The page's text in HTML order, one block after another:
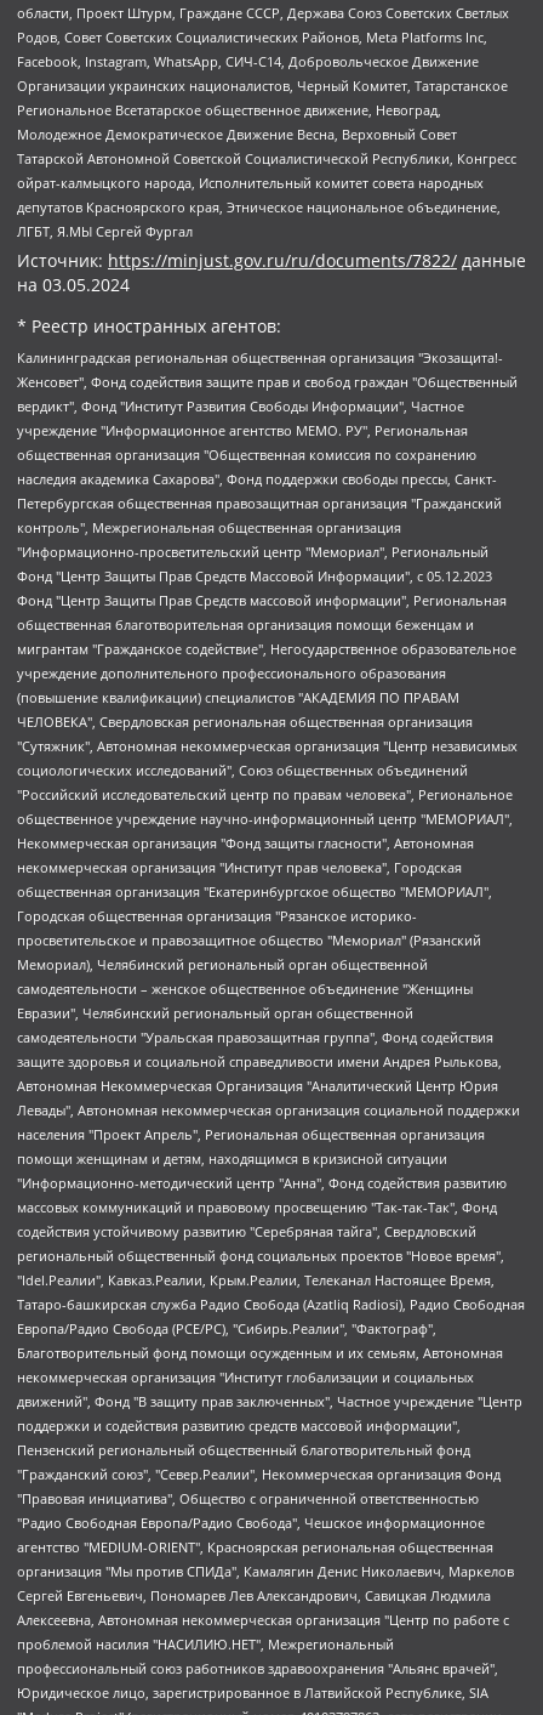
области, Проект Штурм, Граждане СССР, Держава Союз Советских Светлых
Родов, Совет Советских Социалистических Районов, Meta Platforms Inc,
Facebook, Instagram, WhatsApp, СИЧ-С14, Добровольческое Движение
Организации украинских националистов, Черный Комитет, Татарстанское
Региональное Всетатарское общественное движение, Невоград,
Молодежное Демократическое Движение Весна, Верховный Совет
Татарской Автономной Советской Социалистической Республики, Конгресс
ойрат-калмыцкого народа, Исполнительный комитет совета народных
депутатов Красноярского края, Этническое национальное объединение,
ЛГБТ, Я.МЫ Сергей Фургал
Источник: https://minjust.gov.ru/ru/documents/7822/ данные
на 03.05.2024
* Реестр иностранных агентов:
Калининградская региональная общественная организация "Экозащита!-Женсовет", Фонд содействия защите прав и свобод граждан "Общественный вердикт", Фонд "Институт Развития Свободы Информации", Частное учреждение "Информационное агентство МЕМО. РУ", Региональная общественная организация "Общественная комиссия по сохранению наследия академика Сахарова", Фонд поддержки свободы прессы, Санкт-Петербургская общественная правозащитная организация "Гражданский контроль", Межрегиональная общественная организация "Информационно-просветительский центр "Мемориал", Региональный Фонд "Центр Защиты Прав Средств Массовой Информации", с 05.12.2023 Фонд "Центр Защиты Прав Средств массовой информации", Региональная общественная благотворительная организация помощи беженцам и мигрантам "Гражданское содействие", Негосударственное образовательное учреждение дополнительного профессионального образования (повышение квалификации) специалистов "АКАДЕМИЯ ПО ПРАВАМ ЧЕЛОВЕКА", Свердловская региональная общественная организация "Сутяжник", Автономная некоммерческая организация "Центр независимых социологических исследований", Союз общественных объединений "Российский исследовательский центр по правам человека", Региональное общественное учреждение научно-информационный центр "МЕМОРИАЛ", Некоммерческая организация "Фонд защиты гласности", Автономная некоммерческая организация "Институт прав человека", Городская общественная организация "Екатеринбургское общество "МЕМОРИАЛ", Городская общественная организация "Рязанское историко-просветительское и правозащитное общество "Мемориал" (Рязанский Мемориал), Челябинский региональный орган общественной самодеятельности – женское общественное объединение "Женщины Евразии", Челябинский региональный орган общественной самодеятельности "Уральская правозащитная группа", Фонд содействия защите здоровья и социальной справедливости имени Андрея Рылькова, Автономная Некоммерческая Организация "Аналитический Центр Юрия Левады", Автономная некоммерческая организация социальной поддержки населения "Проект Апрель", Региональная общественная организация помощи женщинам и детям, находящимся в кризисной ситуации "Информационно-методический центр "Анна", Фонд содействия развитию массовых коммуникаций и правовому просвещению "Так-так-Так", Фонд содействия устойчивому развитию "Серебряная тайга", Свердловский региональный общественный фонд социальных проектов "Новое время", "Idel.Реалии", Кавказ.Реалии, Крым.Реалии, Телеканал Настоящее Время, Татаро-башкирская служба Радио Свобода (Azatliq Radiosi), Радио Свободная Европа/Радио Свобода (PCE/PC), "Сибирь.Реалии", "Фактограф", Благотворительный фонд помощи осужденным и их семьям, Автономная некоммерческая организация "Институт глобализации и социальных движений", Фонд "В защиту прав заключенных", Частное учреждение "Центр поддержки и содействия развитию средств массовой информации", Пензенский региональный общественный благотворительный фонд "Гражданский союз", "Север.Реалии", Некоммерческая организация Фонд "Правовая инициатива", Общество с ограниченной ответственностью "Радио Свободная Европа/Радио Свобода", Чешское информационное агентство "MEDIUM-ORIENT", Красноярская региональная общественная организация "Мы против СПИДа", Камалягин Денис Николаевич, Маркелов Сергей Евгеньевич, Пономарев Лев Александрович, Савицкая Людмила Алексеевна, Автономная некоммерческая организация "Центр по работе с проблемой насилия "НАСИЛИЮ.НЕТ", Межрегиональный профессиональный союз работников здравоохранения "Альянс врачей", Юридическое лицо, зарегистрированное в Латвийской Республике, SIA "Medusa Project" (регистрационный номер 40103797863, дата регистрации 10.06.2014), Некоммерческая организация "Фонд по борьбе с коррупцией", Автономная некоммерческая организация "Институт права и публичной политики", Баданин Роман Сергеевич, Гликин Максим Александрович, Железнова Мария Михайловна, Лукьянова Юлия Сергеевна, Маетная Елизавета Витальевна, Маняхин Петр Борисович, Чуракова Ольга Владимировна, Ярош Юлия Петровна, Юридическое лицо "The Insider SIA", зарегистрированное в Риге, Латвийская Республика (дата регистрации 26.06.2015), являющееся администратором доменного имени интернет-издания "The Insider SIA", https://theins.ru, Постернак Алексей Евгеньевич, Рубин Михаил Аркадьевич, Анин Роман Александрович, Юридическое лицо Istories fonds, зарегистрированное в Латвийской Республике (регистрационный номер 50008295751, дата регистрации 24.02.2020), Великовский Дмитрий Александрович, Долинина Ирина Николаевна, Мароховская Алеся Алексеевна, Шлейнов Роман Юрьевич, Шмагун Олеся Валентиновна, Общество с ограниченной ответственностью "Альтаир 2021", Общество с ограниченной ответственностью "Вега 2021", Общество с ограниченной ответственностью "Главный редактор 2021", Общество с ограниченной ответственностью "Ромашки монолит", Важенков Артем Валерьевич, Ивановская областная общественная организация "Центр гендерных исследований", Гурман Юрий Альбертович, Медиапроект "ОВД-Инфо", Егоров Владимир Владимирович, Жилинский Владимир Александрович, Общество с ограниченной ответственностью "ЗП", Иванова София Юрьевна, Карезина Инна Павловна, Кильтау Екатерина Викторовна, Петров Алексей Викторович, Пискунов Сергей Евгеньевич, Смирнов Сергей Сергеевич, Тихонов Михаил Сергеевич, Общество с ограниченной ответственностью "ЖУРНАЛИСТ-ИНОСТРАННЫЙ АГЕНТ", Арапова Галина Юрьевна, Вольтская Татьяна Анатольевна, Американская компания "Mason G.E.S. Anonymous Foundation" (США), являющаяся владельцем интернет-издания https://mnews.world/, Компания "Stichting Bellingcat", зарегистрированная в Нидерландах (дата регистрации 11.07.2018), Захаров Андрей Вячеславович, Клепиковская Екатерина Дмитриевна, Общество с ограниченной ответственностью "МЕМО", Перл Роман Александрович, Симонов Евгений Алексеевич, Соловьева Елена Анатольевна, Сотников Даниил Владимирович, Сурначева Елизавета Дмитриевна, Автономная некоммерческая организация по защите прав человека и информированию населения "Якутия – Наше Мнение", Общество с ограниченной ответственностью "Москоу диджитал медиа", с 26.01.2023 Общество с ограниченной ответственностью "Чайка Белые сады", Ветошкина Валерия Валерьевна, Заговора Максим Александрович, Межрегиональное общественное движение "Российская ЛГБТ - сеть", Оленичев Максим Владимирович, Павлов Иван Юрьевич, Скворцова Елена Сергеевна, Общество с ограниченной ответственностью "Как бы инагент", Кочетков Игорь Викторович, Общество с ограниченной ответственностью "Честные выборы", Еланчик Олег Александрович, Общество с ограниченной ответственностью "Нобелевский призыв", Гималова Регина Эмилевна, Григорьев Андрей Валерьевич, Григорьева Алина Александровна, Ассоциация по содействию защите прав призывников, альтернативнослужащих и военнослужащих "Правозащитная группа "Гражданин.Армия.Право", Хисамова Регина Фаритовна, Автономная некоммерческая организация по реализации социально-правовых программ "Лилит", Дальневосточное общественное движение "Маяк", Санкт-Петербургская ЛГБТ-инициативная группа "Выход", Инициативная группа ЛГБТ+ "Реверс", Алексеев Андрей Викторович, Бекбулатова Таисия Львовна, Беляев Иван Михайлович, Владыкина Елена Сергеевна, Гельман Марат Александрович, Никульшина Вероника Юрьевна, Толоконникова Надежда Андреевна, Шендерович Виктор Анатольевич, Общество с ограниченной ответственностью "Данное сообщение", Общество с ограниченной ответственностью Издательский дом "Новая глава", Айнбиндер Александра Александровна, Московский комьюнити-центр для ЛГБТ+инициатив, Благотворительный фонд развития филантропии, Deutsche Welle (Германия, Kurt-Schumacher-Strasse 3, 53113 Bonn), Борзунова Мария Михайловна, Воробьев Виктор Викторович, Голубева Анна Львовна, Константинова Алла Михайловна, Малкова Ирина Владимировна, Мурадов Мурад Абдулгалимович, Осетинская Елизавета Николаевна, Понасенков Евгений Николаевич, Ганапольский Матвей Юрьевич, Киселев Евгений Алексеевич, Борухович Ирина Григорьевна, Дремин Иван Тимофеевич, Дубровский Дмитрий Викторович, Красноярская региональная общественная организация поддержки и развития альтернативных образовательных технологий и межкультурных коммуникаций "ИНТЕРРА", Маяковская Екатерина Алексеевна, Фейгин Марк Захарович, Филимонов Андрей Викторович, Дзугкоева Регина Николаевна, Доброхотов Роман Александрович, Дудь Юрий Александрович, Елкин Сергей Владимирович, Кругликов Кирилл Игоревич, Сабунаева Мария Леонидовна, Семенов Алексей Владимирович, Шаинян Карен Багратович, Шульман Екатерина Михайловна, Асафьев Артур Валерьевич, Вахштайн Виктор Семенович, Венедиктов Алексей Алексеевич, Лушникова Екатерина Евгеньевна, Волков Леонид Михайлович, Невзоров Александр Глебович, Пархоменко Сергей Борисович, Сироткин Ярослав Николаевич, Кара-Мурза Владимир Владимирович, Баранова Наталья Владимировна, Гозман Леонид Яковлевич, Кагарлицкий Борис Юльевич, Климарев Михаил Валерьевич, Милов Владимир Станиславович, Автономная некоммерческая организация Краснодарский центр современного искусства "Типография", Моргенштерн Алишер Тагирович, Соболь Любовь Эдуардовна, Общество с ограниченной ответственностью "ЛИЗА НОРМ", Каспаров Гарри Кимович, Ходорковский Михаил Борисович, Общество с ограниченной ответственностью "Апрельские тезисы", Данилович Ирина Брониславовна, Кашин Олег Владимирович, Петров Николай Владимирович, Пивоваров Алексей Владимирович, Соколов Михаил Владимирович, Цветкова Юлия Владимировна, Чичваркин Евгений Александрович, Комитет против пыток/Команда против пыток, Общество с ограниченной ответственностью "Первый научный", Общество с ограниченной ответственностью "Вертолет и ко", Белоцерковская Вероника Борисовна, Кац Максим Евгеньевич, Лазарева Татьяна Юрьевна, Шаведдинов Руслан Табризович, Яшин Илья Валерьевич, Общество с ограниченной ответственностью "Иноагент ААВ", Алешковский Дмитрий Петрович, Альбац Евгения Марковна, Быков Дмитрий Львович, Галямина Юлия Евгеньевна, Лойко Сергей Леонидович, Мартынов Кирилл Константинович, Медведев Сергей Александрович, Крашенинников Федор Геннадиевич, Гордеева Катерина Вл